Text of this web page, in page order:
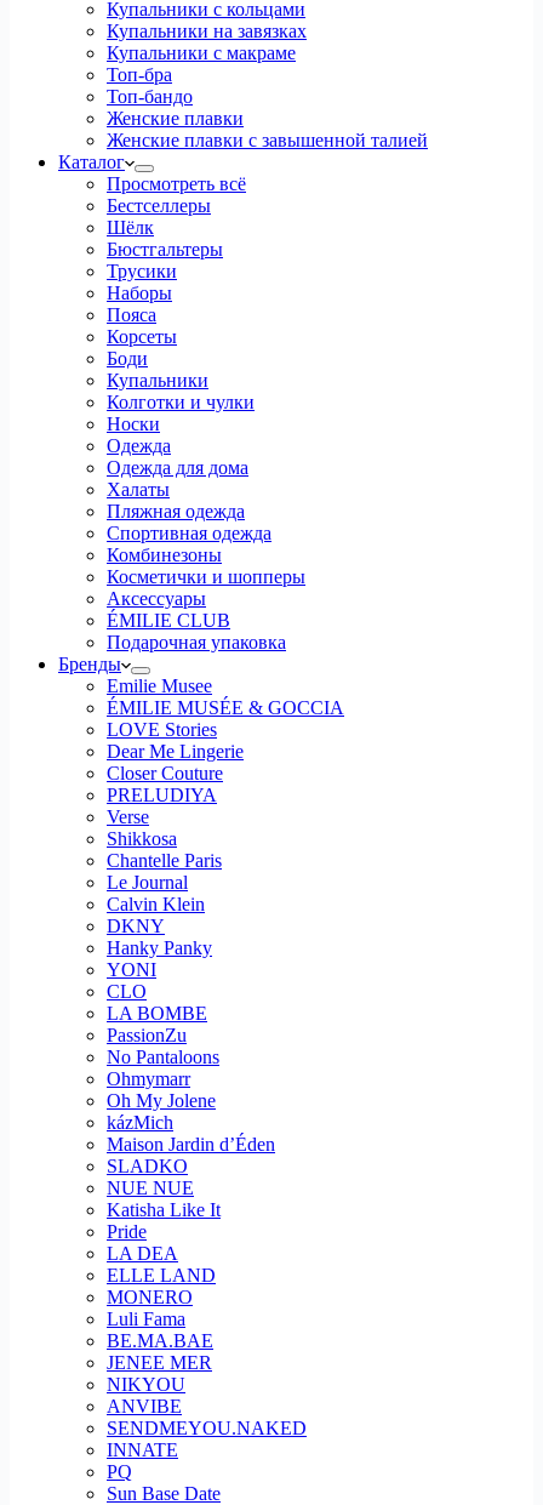
Купальники с кольцами
Купальники на завязках
Купальники с макраме
Топ-бра
Топ-бандо
Женские плавки
Женские плавки с завышенной талией
Каталог
Просмотреть всё
Бестселлеры
Шёлк
Бюстгальтеры
Трусики
Наборы
Пояса
Корсеты
Боди
Купальники
Колготки и чулки
Носки
Одежда
Одежда для дома
Халаты
Пляжная одежда
Спортивная одежда
Комбинезоны
Косметички и шопперы
Аксессуары
ÉMILIE CLUB
Подарочная упаковка
Бренды
Emilie Musee
ÉMILIE MUSÉE & GOCCIA
LOVE Stories
Dear Me Lingerie
Closer Couture
PRELUDIYA
Verse
Shikkosa
Chantelle Paris
Le Journal
Calvin Klein
DKNY
Hanky Panky
YONI
CLO
LA BOMBE
PassionZu
No Pantaloons
Ohmymarr
Oh My Jolene
kázMich
Maison Jardin d’Éden
SLADKO
NUE NUE
Katisha Like It
Pride
LA DEA
ELLE LAND
MONERO
Luli Fama
BE.MA.BAE
JENEE MER
NIKYOU
ANVIBE
SENDMEYOU.NAKED
INNATE
PQ
Sun Base Date